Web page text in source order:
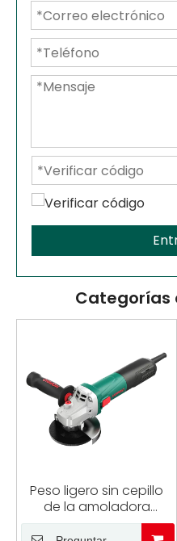
Categorías
Peso ligero sin cepillo
de la amoladora
angular de 1250W 5